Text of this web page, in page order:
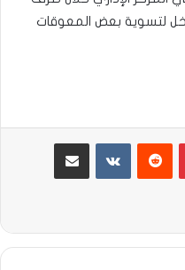
لتسوية بعض المعوقات
بينتيريست مشاركة عبر البريد